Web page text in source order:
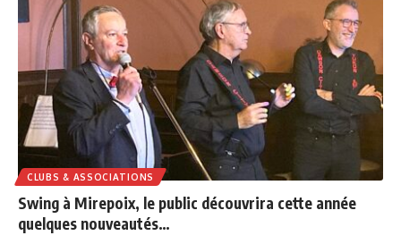
CLUBS & ASSOCIATIONS
Swing à Mirepoix, le public découvrira cette année
quelques nouveautés…